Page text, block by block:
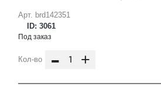
Арт. brd142351
ID: 3061
Под заказ
Кол-во - +